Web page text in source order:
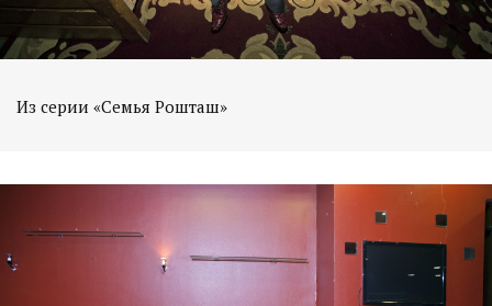
Из серии «Семья Рошташ»